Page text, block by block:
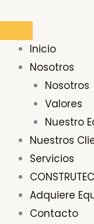
contenido
Inicio
Nosotros
Nosotros
Valores
Nuestro
Nuestros
Servicios
CONSTRUTEC
Adquiere
Contacto